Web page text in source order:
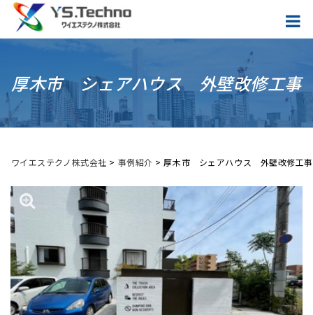
厚木市 シェアハウス 外壁改修工事
ワイエステクノ株式会社 > 事例紹介 > 厚木市 シェアハウス 外壁改修工事